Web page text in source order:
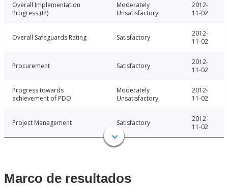
Overall Implementation
Progress (IP)
Moderately
Unsatisfactory
2012-
11-02
Overall Safeguards Rating Satisfactory
2012-
11-02
Procurement Satisfactory
2012-
11-02
Progress towards
achievement of PDO
Moderately
Unsatisfactory
2012-
11-02
Project Management Satisfactory
2012-
11-02
Marco de resultados